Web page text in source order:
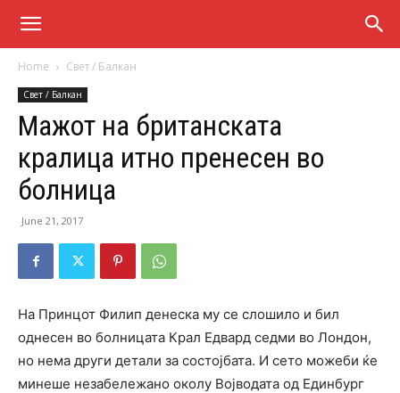
Home Свет / Балкан
Свет / Балкан
Мажот на британската
кралица итно пренесен во
болница
June 21, 2017
На Принцот Филип денеска му се слошило и бил
однесен во болницата Крал Едвард седми во Лондон,
но нема други детали за состојбата. И сето можеби ќе
минеше незабележано околу Војводата од Единбург